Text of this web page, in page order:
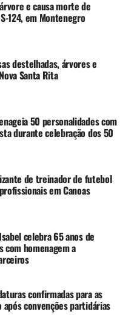
(2ª dose reforço)
de 3 meses entre
e causa morte de
124, em Montenegro
destelhadas, árvores e
Santa Rita
50 personalidades com
durante celebração dos 50
de treinador de futebol
em Canoas
celebra 65 anos de
com homenagem a
confirmadas para as
convenções partidárias